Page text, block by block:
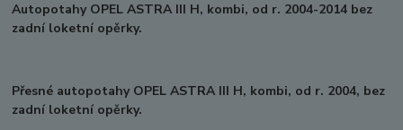
Autopotahy OPEL ASTRA III H, kombi, od r. 2004-2014 bez
zadní loketní opěrky.
Přesné autopotahy OPEL ASTRA III H, kombi, od r. 2004, bez
zadní loketní opěrky.